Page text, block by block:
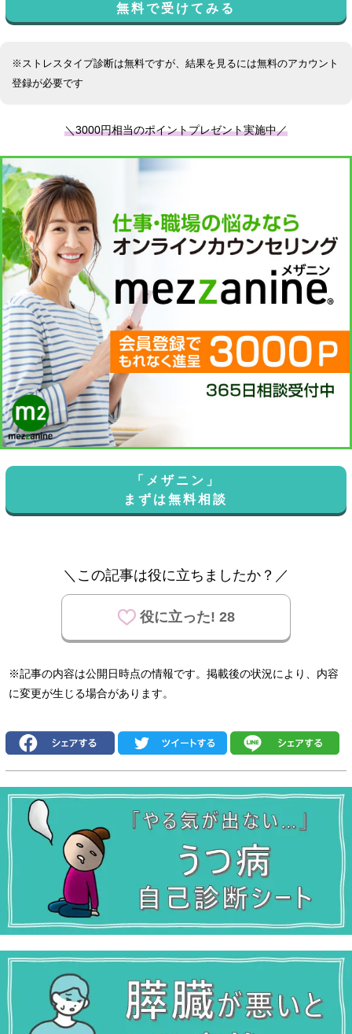
無料で受けてみる
※ストレスタイプ診断は無料ですが、結果を見るには無料のアカウント
登録が必要です
＼3000円相当のポイントプレゼント実施中／
「メザニン」
まずは無料相談
＼この記事は役に立ちましたか？／
役に立った! 28
※記事の内容は公開日時点の情報です。掲載後の状況により、内容
に変更が生じる場合があります。